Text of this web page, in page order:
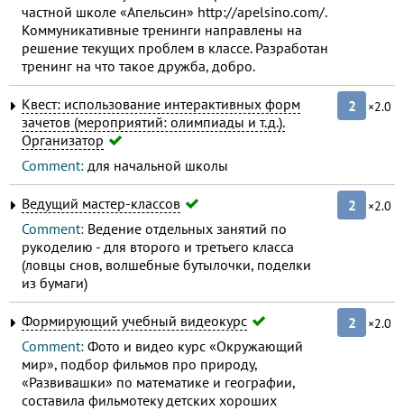
частной школе «Апельсин» http://apelsino.com/.
Коммуникативные тренинги направлены на
решение текущих проблем в классе. Разработан
тренинг на что такое дружба, добро.
Квест: использование интерактивных форм
зачетов (мероприятий: олимпиады и т.д.).
Организатор
Comment: для начальной школы
2 ×2.0
Ведущий мастер-классов
Comment: Ведение отдельных занятий по
рукоделию - для второго и третьего класса
(ловцы снов, волшебные бутылочки, поделки
из бумаги)
2 ×2.0
Формирующий учебный видеокурс
Comment: Фото и видео курс «Окружающий
мир», подбор фильмов про природу,
«Развивашки» по математике и географии,
составила фильмотеку детских хороших
2 ×2.0